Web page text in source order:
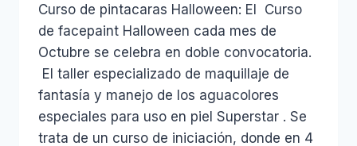
Curso de pintacaras Halloween: El Curso
de facepaint Halloween cada mes de
Octubre se celebra en doble convocatoria.
El taller especializado de maquillaje de
fantasía y manejo de los aguacolores
especiales para uso en piel Superstar . Se
trata de un curso de iniciación, donde en 4